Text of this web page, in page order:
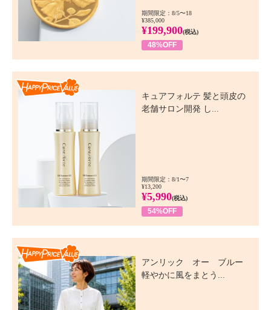
期間限定：8/5〜18
¥385,000
¥199,900(税込)
48%OFF
キュアフォルテ 髪と頭皮の
老舗サロン開発 し...
期間限定：8/1〜7
¥13,200
¥5,990(税込)
54%OFF
アンリック オー ブルー
軽やかに風をまとう...